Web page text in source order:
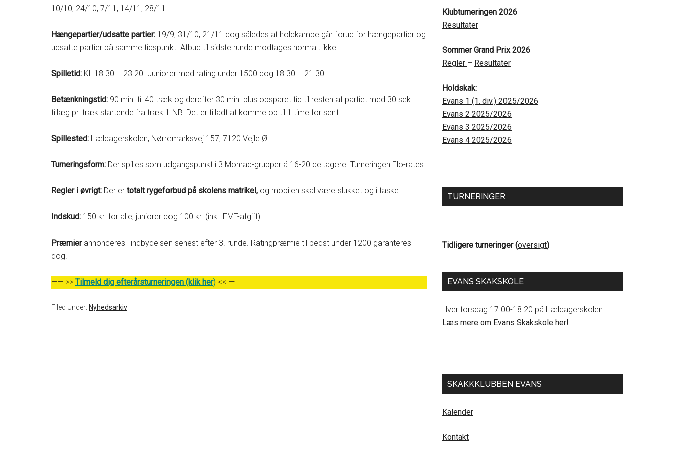
10/10, 24/10, 7/11, 14/11, 28/11
Hængepartier/udsatte partier: 19/9, 31/10, 21/11 dog således at holdkampe går forud for hængepartier og
udsatte partier på samme tidspunkt. Afbud til sidste runde modtages normalt ikke.
Spilletid: Kl. 18.30 – 23.20. Juniorer med rating under 1500 dog 18.30 – 21.30.
Betænkningstid: 90 min. til 40 træk og derefter 30 min. plus opsparet tid til resten af partiet med 30 sek.
tillæg pr. træk startende fra træk 1.NB: Det er tilladt at komme op til 1 time for sent.
Spillested: Hældagerskolen, Nørremarksvej 157, 7120 Vejle Ø.
Turneringsform: Der spilles som udgangspunkt i 3 Monrad-grupper á 16-20 deltagere. Turneringen Elo-rates.
Regler i øvrigt: Der er totalt rygeforbud på skolens matrikel, og mobilen skal være slukket og i taske.
Indskud: 150 kr. for alle, juniorer dog 100 kr. (inkl. EMT-afgift).
Præmierannonceres i indbydelsen senest efter 3. runde. Ratingpræmie til bedst under 1200 garanteres
dog.
—— >> Tilmeld dig efterårsturneringen (klik her) << —-
Filed Under: Nyhedsarkiv
Klubturneringen 2026
Resultater
Sommer Grand Prix 2026
Regler – Resultater
Holdskak:
Evans 1 (1. div.) 2025/2026
Evans 2 2025/2026
Evans 3 2025/2026
Evans 4 2025/2026
TURNERINGER
Tidligere turneringer (oversigt)
EVANS SKAKSKOLE
Hver torsdag 17.00-18.20 på Hældagerskolen.
Læs mere om Evans Skakskole her!
SKAKKKLUBBEN EVANS
Kalender
Kontakt